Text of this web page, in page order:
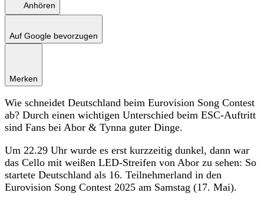
Anhören
Auf Google bevorzugen
Merken
Wie schneidet Deutschland beim Eurovision Song Contest
ab? Durch einen wichtigen Unterschied beim ESC-Auftritt
sind Fans bei Abor & Tynna guter Dinge.
Um 22.29 Uhr wurde es erst kurzzeitig dunkel, dann war
das Cello mit weißen LED-Streifen von Abor zu sehen: So
startete Deutschland als 16. Teilnehmerland in den
Eurovision Song Contest 2025 am Samstag (17. Mai).